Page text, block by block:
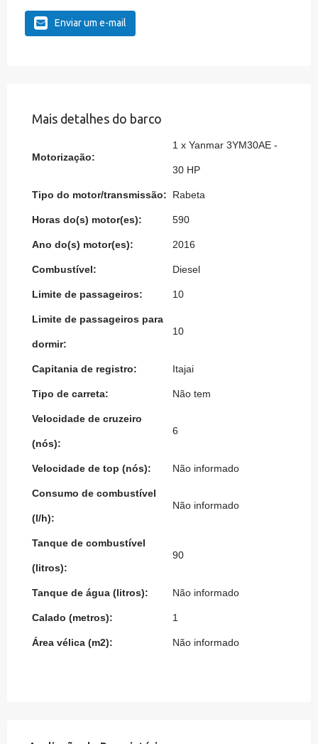
Enviar um e-mail
Mais detalhes do barco
Motorização:
1 x Yanmar 3YM30AE -
30 HP
Tipo do motor/transmissão: Rabeta
Horas do(s) motor(es): 590
Ano do(s) motor(es): 2016
Combustível: Diesel
Limite de passageiros: 10
Limite de passageiros para
dormir:
10
Capitania de registro: Itajai
Tipo de carreta: Não tem
Velocidade de cruzeiro
(nós):
6
Velocidade de top (nós): Não informado
Consumo de combustível
(l/h):
Não informado
Tanque de combustível
(litros):
90
Tanque de água (litros): Não informado
Calado (metros): 1
Área vélica (m2): Não informado